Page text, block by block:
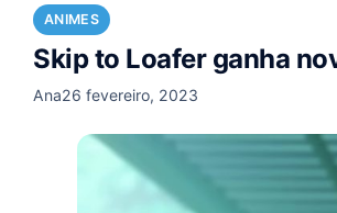
ANIMES
Skip to Loafer ganha
Ana26 fevereiro, 2023